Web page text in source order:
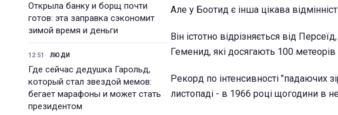
Открыла банку и борщ почти
готов: эта заправка сэкономит
зимой время и деньги
12:51 ЛЮДИ
Где сейчас дедушка Гарольд,
который стал звездой мемов:
бегает марафоны и может стать
президентом
Але у Боотид є інша цікава
Він істотно відрізняється від
Геменид, які досягають 100 метеорів
Рекорд по інтенсивності "падаючих
листопаді - в 1966 році щогодини в